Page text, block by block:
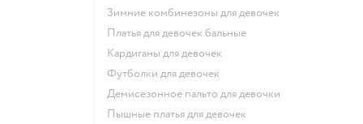
Зимние комбинезоны для девочек
Платья для девочек бальные
Кардиганы для девочек
Футболки для девочек
Демисезонное пальто для девочки
Пышные платья для девочек